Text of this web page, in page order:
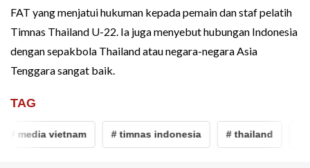
FAT yang menjatui hukuman kepada pemain dan staf pelatih
Timnas Thailand U-22. Ia juga menyebut hubungan Indonesia
dengan sepakbola Thailand atau negara-negara Asia
Tenggara sangat baik.
TAG
# media vietnam # timnas indonesia # thailand